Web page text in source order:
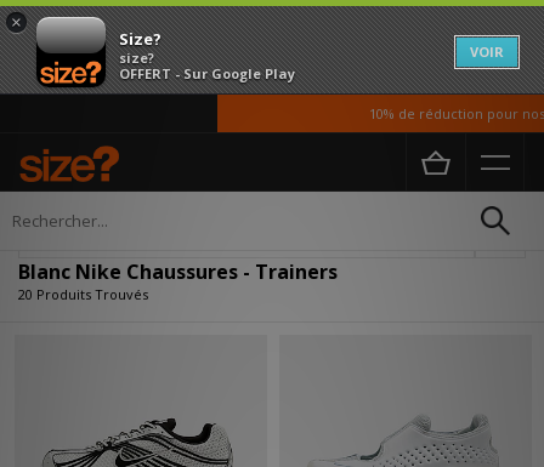
×
Size?
size?
OFFERT - Sur Google Play
VOIR
10% de réduction pour nos
Accueil Homme
Blanc Nike Chaussures - Trainers
20 Produits Trouvés